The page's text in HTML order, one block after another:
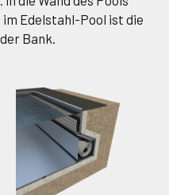
Edelstahl-Pool ist die
Bank.